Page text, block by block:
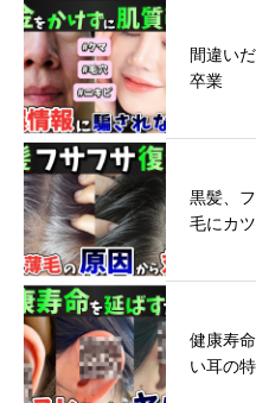
間違い
卒業
黒髪、
毛にカツ
健康寿
い耳の